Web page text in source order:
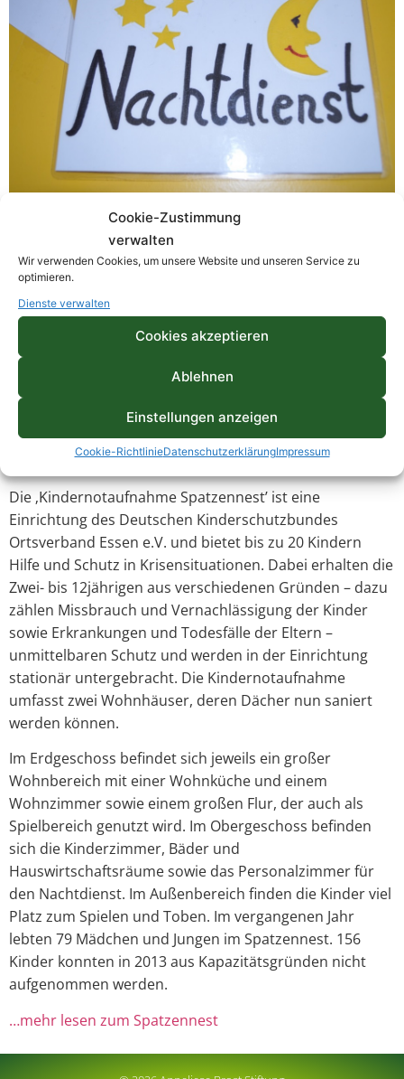
Cookie-Zustimmung
verwalten
Wir verwenden Cookies, um unsere Website und unseren Service zu
optimieren.
Dienste verwalten
Cookies akzeptieren
Ablehnen
Einstellungen anzeigen
Cookie-RichtlinieDatenschutzerklärungImpressum
Die Anneliese Brost-Stiftung ermöglicht mit ihrer
großzügigen Unterstützung die dringend erforderliche
Sanierung und Dämmung der beiden Dächer der
Kindernotaufnahme Spatzennest. In dem geförderten
Projekt sollen zum einen die bisherigen Angebote des
Kinder-, Jugend-, und Kulturzentrums Dietrich-
Bonhoeffer-Haus professionalisiert und erweitert
werden. Zum anderen wird es konkrete Verknüpfungen
mit Angeboten des zukünftigen Stadtteilzentrums
Hassel geben, z.B. in den Bereichen Zweirad-Werkstatt
und dem gastronomischen Integrationsbetrieb.
Die ‚Kindernotaufnahme Spatzennest’ ist eine
Einrichtung des Deutschen Kinderschutzbundes
Ortsverband Essen e.V. und bietet bis zu 20 Kindern
Hilfe und Schutz in Krisensituationen. Dabei erhalten die
Zwei- bis 12jährigen aus verschiedenen Gründen – dazu
zählen Missbrauch und Vernachlässigung der Kinder
sowie Erkrankungen und Todesfälle der Eltern –
unmittelbaren Schutz und werden in der Einrichtung
stationär untergebracht. Die Kindernotaufnahme
umfasst zwei Wohnhäuser, deren Dächer nun saniert
werden können.
Im Erdgeschoss befindet sich jeweils ein großer
Wohnbereich mit einer Wohnküche und einem
Wohnzimmer sowie einem großen Flur, der auch als
Spielbereich genutzt wird. Im Obergeschoss befinden
sich die Kinderzimmer, Bäder und
Hauswirtschaftsräume sowie das Personalzimmer für
den Nachtdienst. Im Außenbereich finden die Kinder viel
Platz zum Spielen und Toben. Im vergangenen Jahr
lebten 79 Mädchen und Jungen im Spatzennest. 156
Kinder konnten in 2013 aus Kapazitätsgründen nicht
aufgenommen werden.
…mehr lesen zum Spatzennest